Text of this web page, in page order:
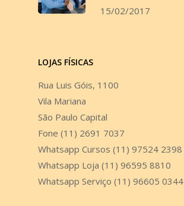
15/02/2017
LOJAS FÍSICAS
Rua Luis Góis, 1100
Vila Mariana
São Paulo Capital
Fone (11) 2691 7037
Whatsapp Cursos (11) 97524 2398
Whatsapp Loja (11) 96595 8810
Whatsapp Serviço (11) 96605 0344